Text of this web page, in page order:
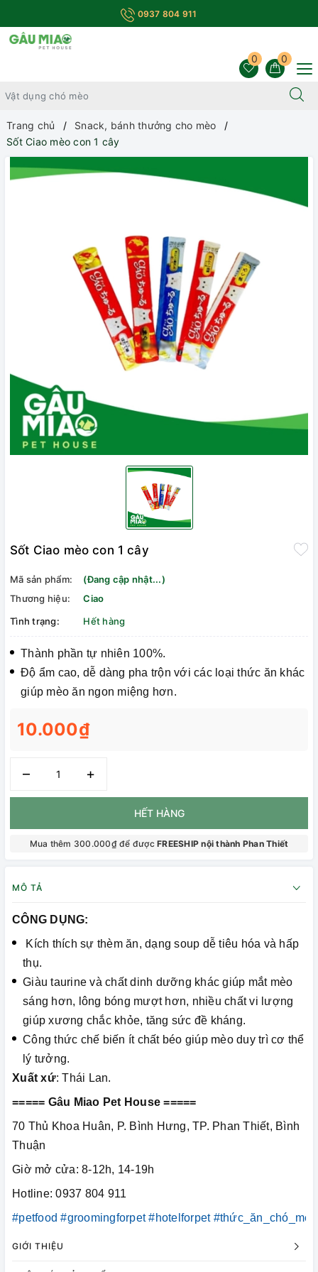
0937 804 911
0
0
Trang chủ
Snack, bánh thưởng cho mèo
Sốt Ciao mèo con 1 cây
Sốt Ciao mèo con 1 cây
Mã sản phẩm:
(Đang cập nhật...)
Thương hiệu:
Ciao
Tình trạng:
Hết hàng
Thành phần tự nhiên 100%.
Độ ẩm cao, dễ dàng pha trộn với các loại thức ăn khác
giúp mèo ăn ngon miệng hơn.
10.000₫
– +
HẾT HÀNG
Mua thêm 300.000₫ để đượcFREESHIP nội thành Phan Thiết
MÔ TẢ
CÔNG DỤNG:
Kích thích sự thèm ăn, dạng soup dễ tiêu hóa và hấp
thụ.
Giàu taurine và chất dinh dưỡng khác giúp mắt mèo
sáng hơn, lông bóng mượt hơn, nhiều chất vi lượng
giúp xương chắc khỏe, tăng sức đề kháng.
Công thức chế biến ít chất béo giúp mèo duy trì cơ thể
lý tưởng.
Xuất xứ: Thái Lan.
===== Gâu Miao Pet House =====
70 Thủ Khoa Huân, P. Bình Hưng, TP. Phan Thiết, Bình
Thuận
Giờ mở cửa: 8-12h, 14-19h
Hotline: 0937 804 911
#petfood #groomingforpet #hotelforpet #thức_ăn_chó_mèo
GIỚI THIỆU